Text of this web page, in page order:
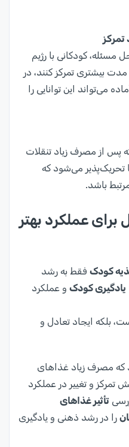
تمرکز
مسئله، کودکانی با رژیم
بیشتری تمرکز کنند، در
می‌تواند این توانایی را
پس از مصرف زیاد تنقلات
تحریک‌پذیر می‌شود که
باشد.
عملکرد بهتر
کودک فقط به رشد
یادگیری کودک و عملکرد
بلکه ایجاد تعادل و
می‌دهد که مصرف زیاد غذاهای
تمرکز و تغییر در عملکرد
تأثیر غذاهای
را در رشد ذهنی و یادگیری